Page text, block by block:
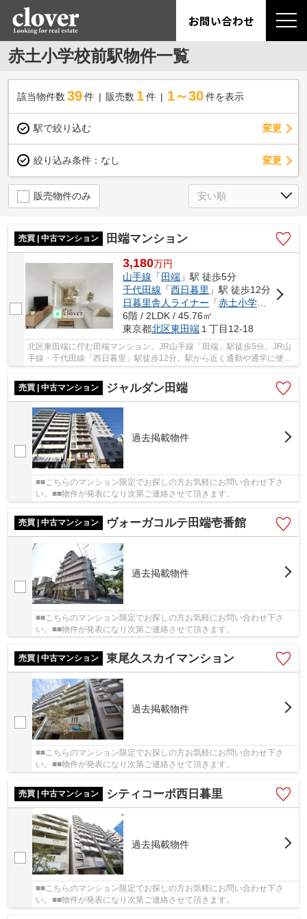
お問い合わせ
赤土小学校前駅物件一覧
該当物件数 39件 販売数 1 件 1～30 件を表示
駅で絞り込む 変更
絞り込み条件： なし 変更
販売物件のみ
売買 | 中古マンション 田端マンション
3,180万円
山手線 「 田端 」駅 徒歩5分
千代田線 「西日暮里 」駅 徒歩12分
日暮里舎人ライナー 「赤土小学校前
」駅
6階 / 2LDK / 45.76㎡
東京都北区東田端 １丁目12-18
北区東田端に佇む田端マンション。JR山手線「田端」駅徒歩5分、JR山
手線・千代田線「西日暮里」駅徒歩12分。駅から近く通勤や通学に便利
です。まいばすけっとまで約130ｍ、セブンイレ...
売買 | 中古マンション
ジャルダン田端
過去掲載物件
■■こちらのマンション限定でお探しの方お気軽にお問い合わせ下さ
い。■■物件が発表になり次第ご連絡させて頂きます。
売買 | 中古マンション ヴォーガコルテ田端壱番館
過去掲載物件
■■こちらのマンション限定でお探しの方お気軽にお問い合わせ下さ
い。■■物件が発表になり次第ご連絡させて頂きます。
売買 | 中古マンション 東尾久スカイマンション
過去掲載物件
■■こちらのマンション限定でお探しの方お気軽にお問い合わせ下さ
い。■■物件が発表になり次第ご連絡させて頂きます。
売買 | 中古マンション シティコーポ西日暮里
過去掲載物件
■■こちらのマンション限定でお探しの方お気軽にお問い合わせ下さ
い。■■物件が発表になり次第ご連絡させて頂きます。